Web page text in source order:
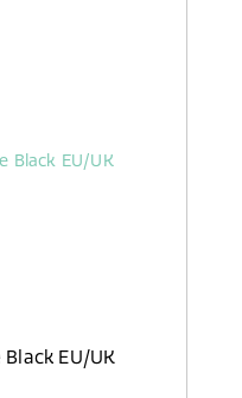
EU/UK